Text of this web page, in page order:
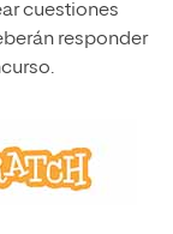
cuestiones
responder